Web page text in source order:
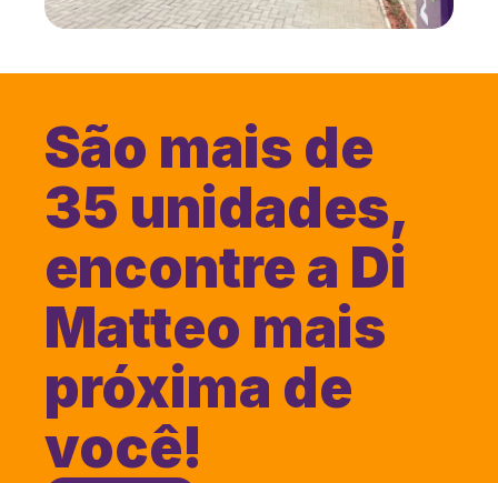
São mais de
35 unidades,
encontre a Di
Matteo mais
próxima de
você!